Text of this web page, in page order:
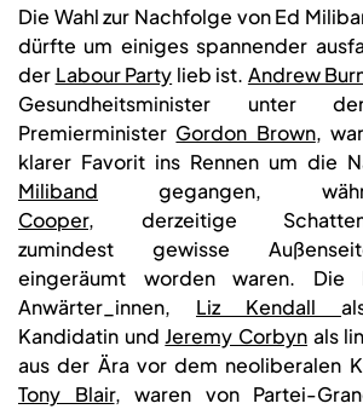
Die Wahl zur Nachfolge von Ed
dürfte um einiges spannender
der Labour Party lieb ist. Andrew
Gesundheitsminister unter
Premierminister Gordon Brown,
klarer Favorit ins Rennen um die
Miliband gegangen,
Cooper, derzeitige Schatten-
zumindest gewisse
eingeräumt worden waren. Die
Anwärter_innen, Liz Kendall
Kandidatin undJeremy Corbyn als
aus der Ära vor dem neoliberalen
Tony Blair, waren von Partei-